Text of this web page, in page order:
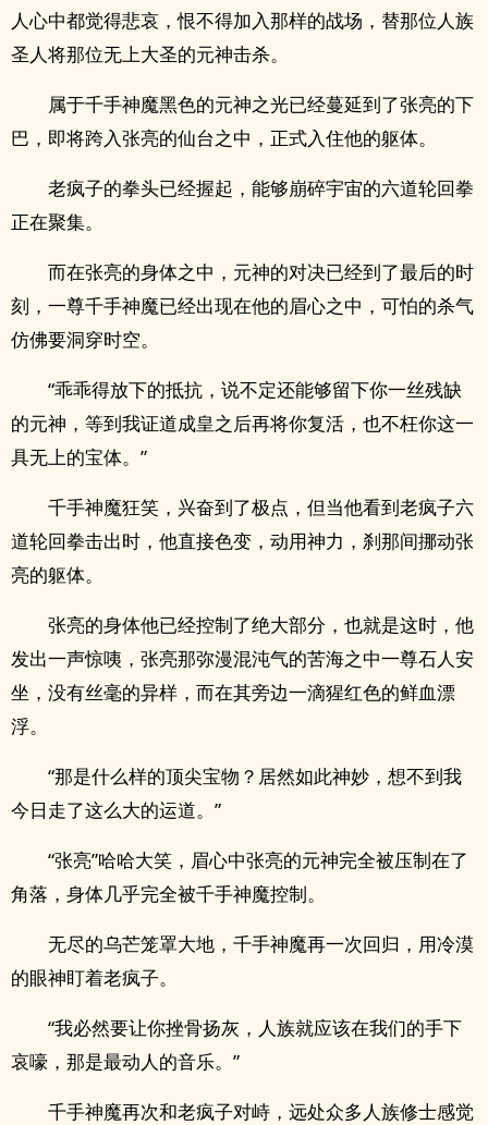
人心中都觉得悲哀，恨不得加入那样的战场，替那位人族
圣人将那位无上大圣的元神击杀。
属于千手神魔黑色的元神之光已经蔓延到了张亮的下
巴，即将跨入张亮的仙台之中，正式入住他的躯体。
老疯子的拳头已经握起，能够崩碎宇宙的六道轮回拳
正在聚集。
而在张亮的身体之中，元神的对决已经到了最后的时
刻，一尊千手神魔已经出现在他的眉心之中，可怕的杀气
仿佛要洞穿时空。
“乖乖得放下的抵抗，说不定还能够留下你一丝残缺
的元神，等到我证道成皇之后再将你复活，也不枉你这一
具无上的宝体。”
千手神魔狂笑，兴奋到了极点，但当他看到老疯子六
道轮回拳击出时，他直接色变，动用神力，刹那间挪动张
亮的躯体。
张亮的身体他已经控制了绝大部分，也就是这时，他
发出一声惊咦，张亮那弥漫混沌气的苦海之中一尊石人安
坐，没有丝毫的异样，而在其旁边一滴猩红色的鲜血漂
浮。
“那是什么样的顶尖宝物？居然如此神妙，想不到我
今日走了这么大的运道。”
“张亮”哈哈大笑，眉心中张亮的元神完全被压制在了
角落，身体几乎完全被千手神魔控制。
无尽的乌芒笼罩大地，千手神魔再一次回归，用冷漠
的眼神盯着老疯子。
“我必然要让你挫骨扬灰，人族就应该在我们的手下
哀嚎，那是最动人的音乐。”
千手神魔再次和老疯子对峙，远处众多人族修士感觉